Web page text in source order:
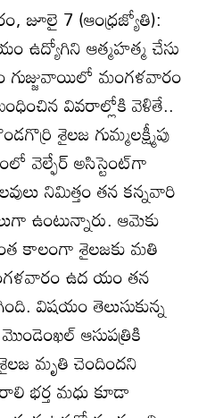
జూలై 7 (ఆంధ్రజ్యోతి):
ఆత్మహత్మ చేసు
గుజ్జువాయిలో మంగళవారం
వివరాల్లోకి వెళితే..
శైలజ గుమ్మలక్ష్మీపు
వెల్ఫేర్‌ అసిస్టెంట్‌గా
నిమిత్తం తన కన్నవారి
ఉంటున్నారు. ఆమెకు
కాలంగా శైలజకు మతి
ఉద యం తన
విషయం తెలుసుకున్న
ఆసుపత్రికి
మృతి చెందిందని
భర్త మధు కూడా